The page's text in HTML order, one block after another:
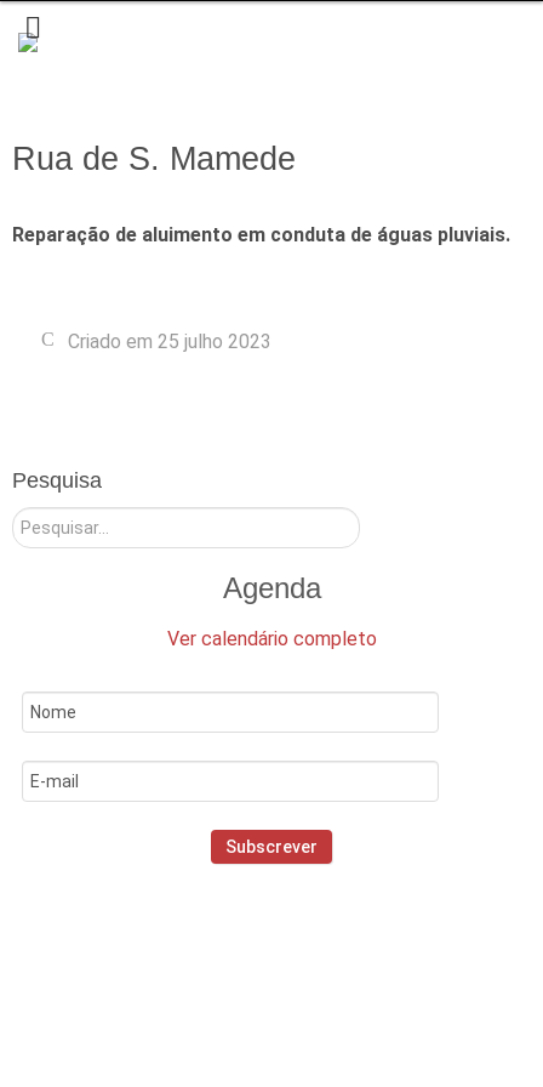
Pesquisa
Pesquisar
Agenda
Ver calendário completo
Rua de S. Mamede
Reparação de aluimento em conduta de águas pluviais.
Criado em 25 julho 2023